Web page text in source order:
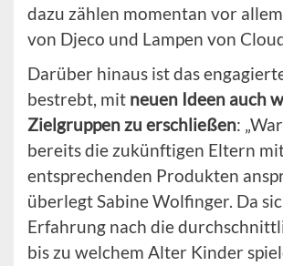
dazu zählen momentan vor allem
von Djeco und Lampen von
Darüber hinaus ist das
bestrebt, mit neuen Ideen auch
Zielgruppen zu erschließen:
bereits die zukünftigen Eltern
entsprechenden Produkten
überlegt Sabine Wolfinger. Da
Erfahrung nach die
bis zu welchem Alter Kinder